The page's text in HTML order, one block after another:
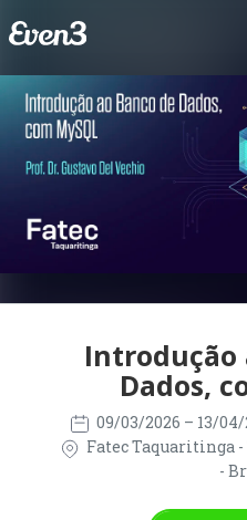
Introdução
Dados,
09/03/2026 – 13/
Fatec Taquaritinga
-